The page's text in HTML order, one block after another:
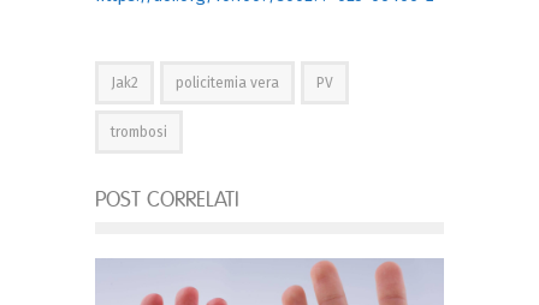
Jak2 policitemia vera PV
trombosi
POST CORRELATI